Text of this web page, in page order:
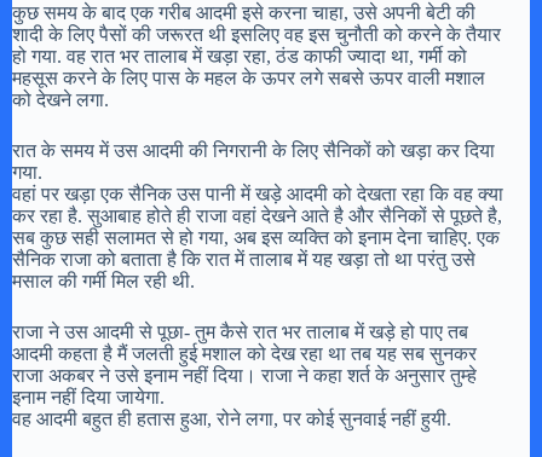
कुछ समय के बाद एक गरीब आदमी इसे करना चाहा, उसे अपनी बेटी की
शादी के लिए पैसों की जरूरत थी इसलिए वह इस चुनौती को करने के तैयार
हो गया. वह रात भर तालाब में खड़ा रहा, ठंड काफी ज्यादा था, गर्मी को
महसूस करने के लिए पास के महल के ऊपर लगे सबसे ऊपर वाली मशाल
को देखने लगा.
रात के समय में उस आदमी की निगरानी के लिए सैनिकों को खड़ा कर दिया
गया.
वहां पर खड़ा एक सैनिक उस पानी में खड़े आदमी को देखता रहा कि वह क्या
कर रहा है. सुआबाह होते ही राजा वहां देखने आते है और सैनिकों से पूछते है,
सब कुछ सही सलामत से हो गया, अब इस व्यक्ति को इनाम देना चाहिए. एक
सैनिक राजा को बताता है कि रात में तालाब में यह खड़ा तो था परंतु उसे
मसाल की गर्मी मिल रही थी.
राजा ने उस आदमी से पूछा- तुम कैसे रात भर तालाब में खड़े हो पाए तब
आदमी कहता है मैं जलती हुई मशाल को देख रहा था तब यह सब सुनकर
राजा अकबर ने उसे इनाम नहीं दिया। राजा ने कहा शर्त के अनुसार तुम्हे
इनाम नहीं दिया जायेगा.
वह आदमी बहुत ही हतास हुआ, रोने लगा, पर कोई सुनवाई नहीं हुयी.